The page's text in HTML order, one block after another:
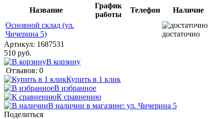
Название
График
работы
Телефон
Наличие
Основной склад (ул.
Чичерина 5)
достаточно
Артикул: 1687531
510 руб.
В корзину
Отзывов: 0
Купить в 1 клик
В избранное
К сравнению
В наличии в магазине: ул. Чичерина 5
Поделиться